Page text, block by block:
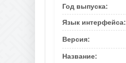
Год выпуска:
Язык интерфейса:
Версия:
Название: